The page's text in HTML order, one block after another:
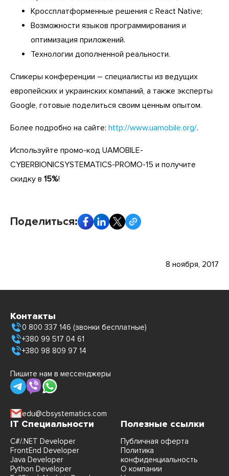
Кроссплатформенные решения с React Native;
Возможности языков программирования и
оптимизация приложений.
Технологии дополненной реальности.
Спикеры конференции – специалисты из ведущих
европейских и украинских компаний, а также эксперты
Google, готовые поделиться своим ценным опытом.
Более подробно на сайте: http://www.uamobile.org/.
Используйте промо-код UAMOBILE-
CYBERBIONICSYSTEMATICS-PROMO-15 и получите
скидку в 15%!
Поделиться:
8 ноября, 2017
Контакты
0 800 337 146 (звонки бесплатные)
+380 99 517 04 61
+380 98 809 97 14
Пишите нам в мессенджеры
edu@cbsystematics.com
IT Специальности
C#/.NET Developer
FrontEnd Developer
Java Developer
Python Developer
Полезные ссылки
Публичная оферта
Политика
конфиденциальность
О компании